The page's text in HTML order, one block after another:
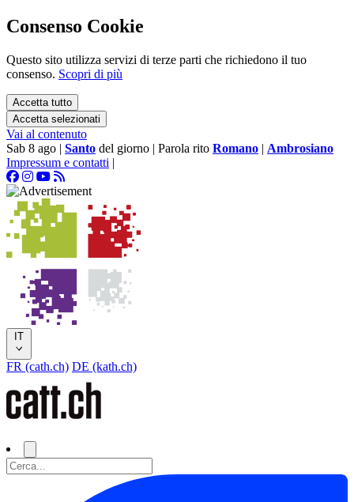
Consenso Cookie
Questo sito utilizza servizi di terze parti che richiedono il tuo
consenso. Scopri di più
Accetta tutto
Accetta selezionati
Vai al contenuto
Sab 8 ago | Santo del giorno | Parola rito Romano | Ambrosiano
Impressum e contatti |
IT
FR (cath.ch) DE (kath.ch)